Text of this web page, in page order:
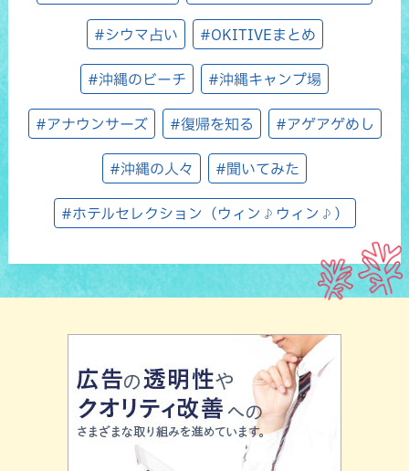
#シウマ占い #OKITIVEまとめ
#沖縄のビーチ #沖縄キャンプ場
#アナウンサーズ #復帰を知る #アゲアゲめし
#沖縄の人々 #聞いてみた
#ホテルセレクション（ウィン♪ウィン♪）